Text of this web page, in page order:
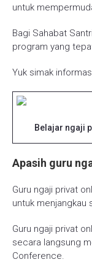
untuk
Bagi Sahabat
program yang
Yuk simak
Belajar ngaji
Apasih guru
Guru ngaji privat
untuk menjangkau
Guru ngaji privat
secara langsung
Conference.